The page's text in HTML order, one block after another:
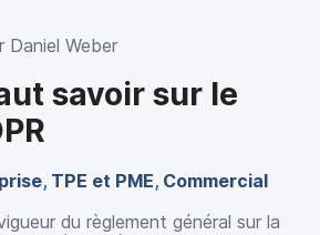
Daniel Weber
savoir sur le
, TPE et PME, Commercial
du règlement général sur la